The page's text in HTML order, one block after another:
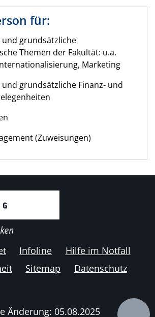
für:
und grundsätzliche
Themen der Fakultät: u.a.
Marketing
grundsätzliche Finanz- und
(Zuweisungen)
Infoline
Hilfe im Notfall
Sitemap
Datenschutz
Änderung: 05.08.2025